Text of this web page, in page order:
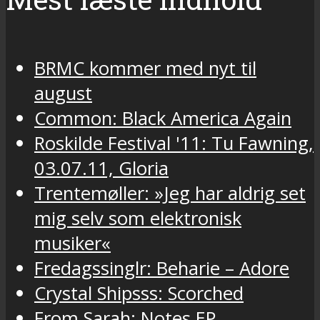
BRMC kommer med nyt til
august
Common: Black America Again
Roskilde Festival '11: Tu Fawning,
03.07.11, Gloria
Trentemøller: »Jeg har aldrig set
mig selv som elektronisk
musiker«
Fredagssinglr: Beharie – Adore
Crystal Shipsss: Scorched